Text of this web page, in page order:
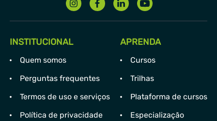
INSTITUCIONAL
Quem somos
Perguntas frequentes
Termos de uso e serviços
Política de privacidade
APRENDA
Cursos
Trilhas
Plataforma de cursos
Especialização